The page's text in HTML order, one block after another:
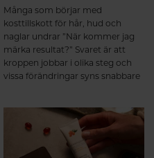
bred aminosyraprofil som passar
kroppens olika
bindvävsstrukturer. Många
multikollagen är dessutom
berikade med vitamin C, som
bidrar till normal kollagenbildning
spelar roll För att kroppen ska
kunna bilda kollagen behövs mer
än bara kollagenpeptider. Ett bra
resultat bygger på flera faktorer:
Många som börjar med
kosttillskott för hår, hud och
naglar undrar ”När kommer jag
märka resultat?” Svaret är att
kroppen jobbar i olika steg och
vissa förändringar syns snabbare